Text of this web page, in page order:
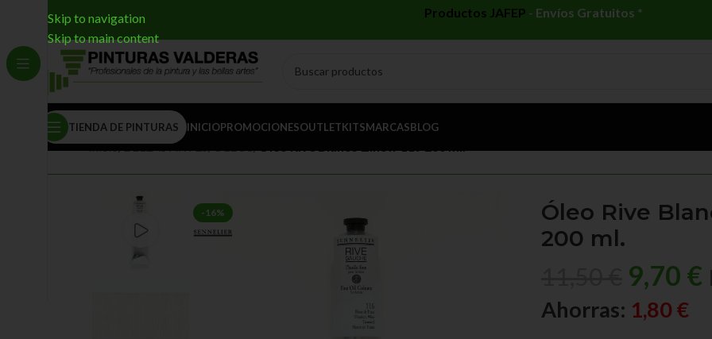
Skip to navigation
Skip to main content
Productos JAFEP - Envíos Gratuitos *
TIENDA DE PINTURAS INICIOPROMOCIONESOUTLETKITSMARCASBLOG
Inicio/BELLAS ARTES
-16%
Óleo Rive
200 ml.
9,70 €
Ahorras: 1,80 €